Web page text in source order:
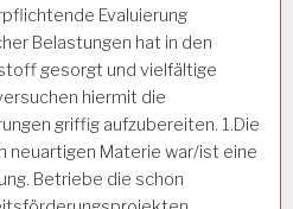
Evaluierung
Belastungen hat in den
gesorgt und vielfältige
hiermit die
griffig aufzubereiten. 1.Die
neuartigen Materie war/ist eine
Betriebe die schon